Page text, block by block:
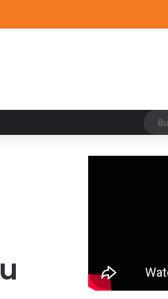
artistas emergentes y consolidados